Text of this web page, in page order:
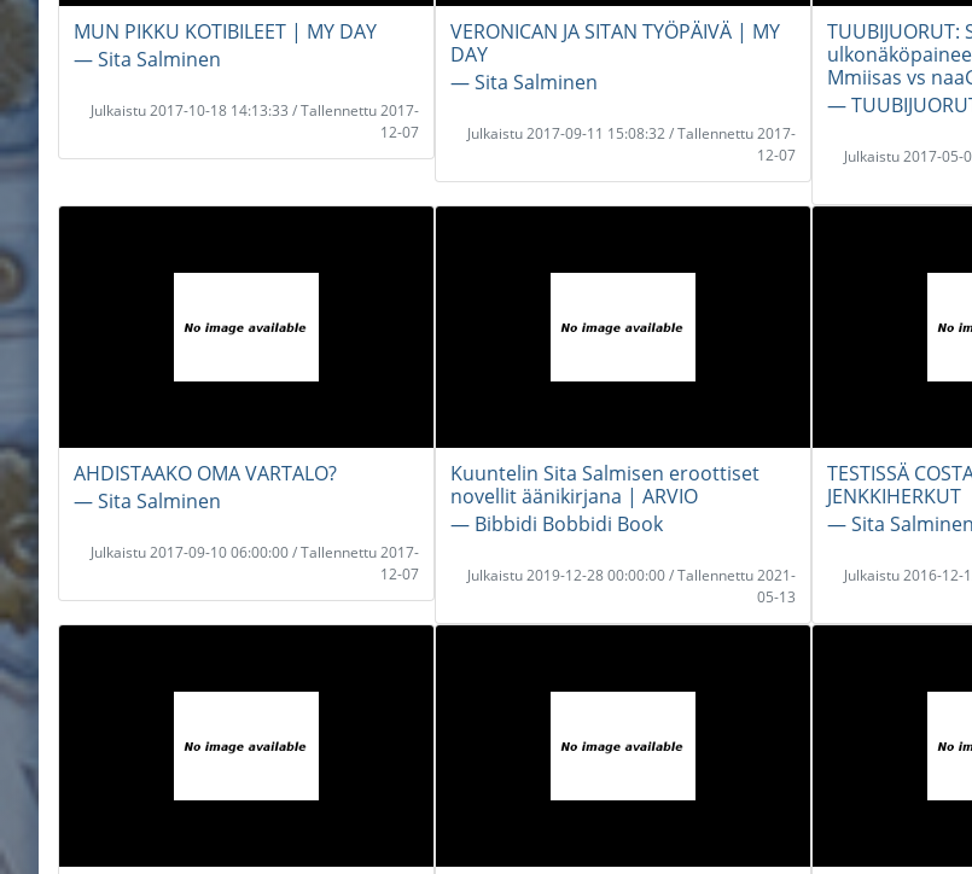
MUN PIKKU KOTIBILEET | MY DAY
― Sita Salminen
Julkaistu 2017-10-18 14:13:33 / Tallennettu 2017-
12-07
VERONICAN JA SITAN TYÖPÄIVÄ | MY
DAY
― Sita Salminen
Julkaistu 2017-09-11 15:08:32 / Tallennettu 2017-
12-07
TUUBIJUORUT:
Mmiisas vs
―
Julkaistu 2017-
AHDISTAAKO OMA VARTALO?
― Sita Salminen
Julkaistu 2017-09-10 06:00:00 / Tallennettu 2017-
12-07
Kuuntelin Sita Salmisen eroottiset
novellit äänikirjana | ARVIO
― Bibbidi Bobbidi Book
Julkaistu 2019-12-28 00:00:00 / Tallennettu 2021-
05-13
TESTISSÄ
JENKKIHERKUT
― Sita Salminen
Julkaistu 2016-